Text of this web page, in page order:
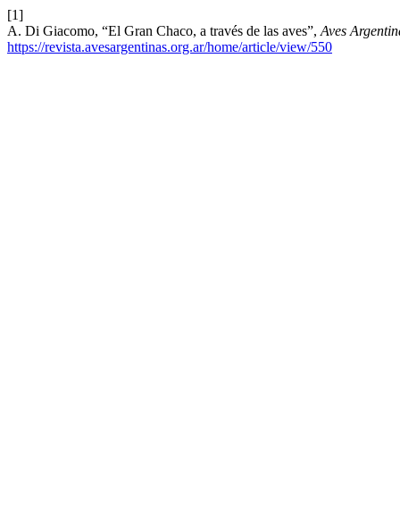
[1]
A. Di Giacomo, “El Gran Chaco, a través de las aves”, Aves
https://revista.avesargentinas.org.ar/home/article/view/550